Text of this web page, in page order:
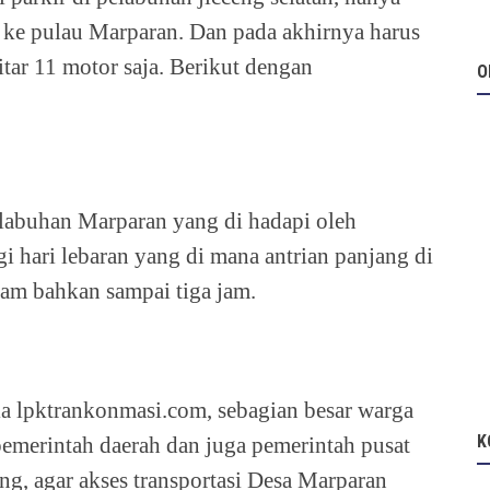
pulau Marparan. Dan pada akhirnya harus
11 motor saja. Berikut dengan
Marparan yang di hadapi oleh
hari lebaran yang di mana antrian panjang di
bahkan sampai tiga jam.
lpktrankonmasi.com, sebagian besar warga
daerah dan juga pemerintah pusat
agar akses transportasi Desa Marparan